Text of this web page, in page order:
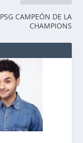
PSG CAMPEÓN DE LA
CHAMPIONS